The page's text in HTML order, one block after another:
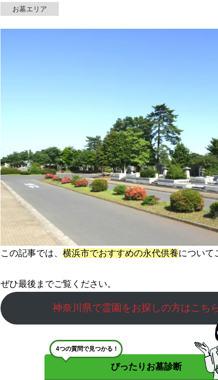
動画お墓エリア
この記事では、 横浜市でおすすめの永代供養について
ぜひ最後までご覧ください。
神奈川県で霊園をお探しの方はこち
4つの質問で見つかる！
ぴったりお墓診断